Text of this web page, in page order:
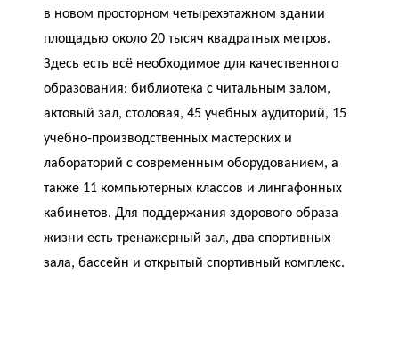
в новом просторном четырехэтажном здании
площадью около 20 тысяч квадратных метров.
Здесь есть всё необходимое для качественного
образования: библиотека с читальным залом,
актовый зал, столовая, 45 учебных аудиторий, 15
учебно-производственных мастерских и
лабораторий с современным оборудованием, а
также 11 компьютерных классов и лингафонных
кабинетов. Для поддержания здорового образа
жизни есть тренажерный зал, два спортивных
зала, бассейн и открытый спортивный комплекс.